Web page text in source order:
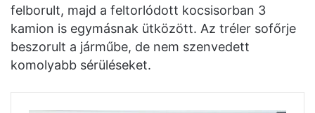
felborult, majd a feltorlódott kocsisorban 3
kamion is egymásnak ütközött. Az tréler sofőrje
beszorult a járműbe, de nem szenvedett
komolyabb sérüléseket.